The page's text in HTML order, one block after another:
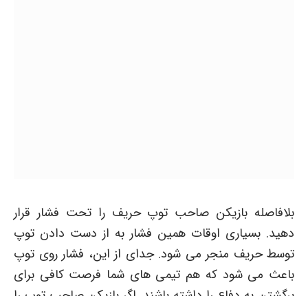
بلافاصله بازیکن صاحب توپ حریف را تحت فشار قرار
دهید. بسیاری اوقات همین فشار به از دست دادن توپ
توسط حریف منجر می شود. جدای از این، فشار روی توپ
باعث می شود که هم تیمی های شما فرصت کافی برای